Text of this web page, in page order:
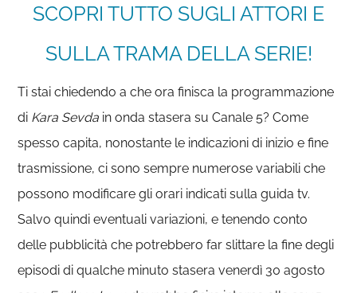
SCOPRI TUTTO SUGLI ATTORI E
SULLA TRAMA DELLA SERIE!
Ti stai chiedendo a che ora finisca la programmazione
di Kara Sevda in onda stasera su Canale 5? Come
spesso capita, nonostante le indicazioni di inizio e fine
trasmissione, ci sono sempre numerose variabili che
possono modificare gli orari indicati sulla guida tv.
Salvo quindi eventuali variazioni, e tenendo conto
delle pubblicità che potrebbero far slittare la fine degli
episodi di qualche minuto stasera venerdì 30 agosto